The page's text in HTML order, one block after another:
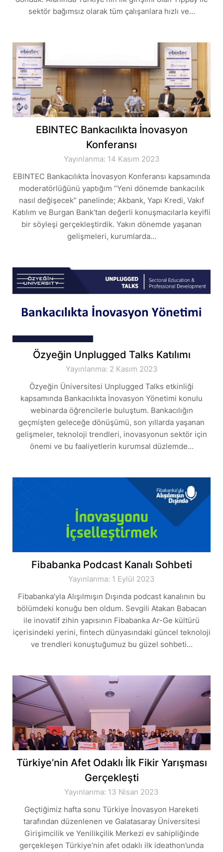
sektör bağımsız olarak tüm çalışanlara hızlı ve…
EBINTEC Bankacılıkta İnovasyon
Konferansı
Yayınlanma: 14 Kasım 2023
EBINTEC Bankacılıkta İnovasyon Konferansı kapsamında
moderatörlüğünü yaptığım “Yeni dönemde bankacılık
nasıl değişecek” panelinde; Akbank, Yapı Kredi, Vakıf
Katılım ve Burgan Bank’tan değerli konuşmacılarla keyifli
bir söyleşi gerçekleştirdik. Yakın dönemde yaşanan
gelişmeleri, kurumlarda…
Özyeğin Unplugged Talks Katılımı
Yayınlanma: 2 Kasım 2023
Özyeğin Üniversitesi Unplugged Talks etkinliği
kapsamında Bankacılıkta İnovasyon Yönetimi konulu
webinarda öğrencilerle buluştum. Bankacılığın
geçmişten geleceğe dönüşümü, son yıllarda yaşanan
gelişmeler, teknoloji trendleri, inovasyonun sektör için
önemi ve bu faaliyetlerin kurumsal düzlemde…
Fibabanka Podcast Kanalı Sohbeti
Yayınlanma: 1 Eylül 2023
Fibabanka’yla Alışılmışın Dışında podcast kanalının bu
bölümdeki konuğu ben oldum. Sevgili Atakan Babacan
ile inovatif zihin yapısının Fibabanka Ar-Ge kültürü
içerisindeki yerini, fintech dünyasındaki güncel teknoloji
ve trendleri konuştuğumuz bu güzel sohbeti…
Türkiye’nin Afet Odaklı İlk Fikir Yarışması
Gerçekleşti
Yayınlanma: 13 Nisan 2023
Geçtiğimiz hafta sonu Türkiye İnovasyon Hareketi
tarafından düzenlenen ve Galatasaray Üniversitesi
Girişimcilik ve Yenilikçilik Merkezi ev sahipliğinde
gerçekleşen Türkiye’nin afet odaklı ilk ideathon’unda